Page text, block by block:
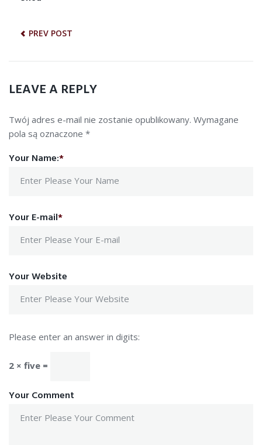
PREV POST
LEAVE A REPLY
Twój adres e-mail nie zostanie opublikowany. Wymagane
pola są oznaczone *
Your Name:*
Your E-mail*
Your Website
Please enter an answer in digits:
2 × five =
Your Comment